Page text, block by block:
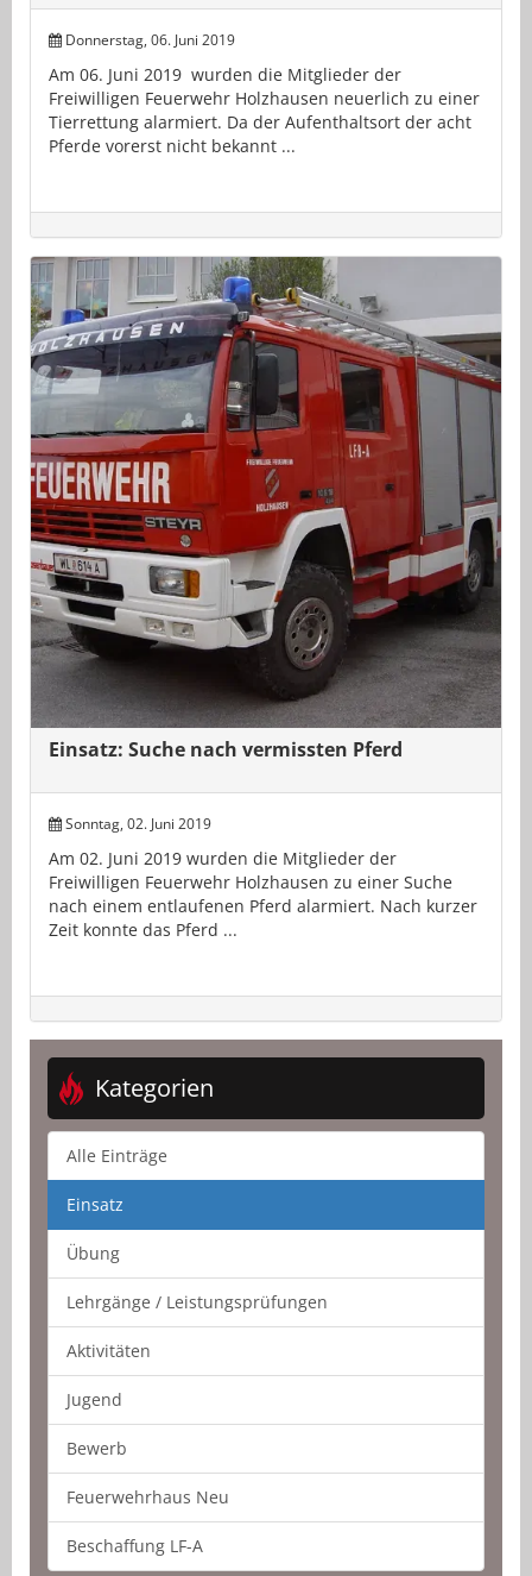
Donnerstag, 06. Juni 2019
Am 06. Juni 2019 wurden die Mitglieder der
Freiwilligen Feuerwehr Holzhausen neuerlich zu einer
Tierrettung alarmiert. Da der Aufenthaltsort der acht
Pferde vorerst nicht bekannt ...
Einsatz: Suche nach vermissten Pferd
Sonntag, 02. Juni 2019
Am 02. Juni 2019 wurden die Mitglieder der
Freiwilligen Feuerwehr Holzhausen zu einer Suche
nach einem entlaufenen Pferd alarmiert. Nach kurzer
Zeit konnte das Pferd ...
Kategorien
Alle Einträge
Einsatz
Übung
Lehrgänge / Leistungsprüfungen
Aktivitäten
Jugend
Bewerb
Feuerwehrhaus Neu
Beschaffung LF-A